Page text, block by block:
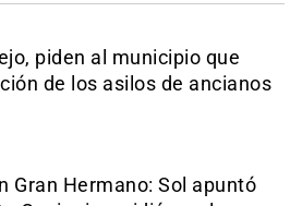
piden al municipio que
de los asilos de ancianos
Gran Hermano: Sol apuntó